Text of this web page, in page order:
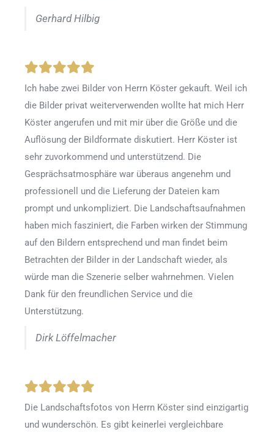
Gerhard Hilbig
Ich habe zwei Bilder von Herrn Köster gekauft. Weil ich
die Bilder privat weiterverwenden wollte hat mich Herr
Köster angerufen und mit mir über die Größe und die
Auflösung der Bildformate diskutiert. Herr Köster ist
sehr zuvorkommend und unterstützend. Die
Gesprächsatmosphäre war überaus angenehm und
professionell und die Lieferung der Dateien kam
prompt und unkompliziert. Die Landschaftsaufnahmen
haben mich fasziniert, die Farben wirken der Stimmung
auf den Bildern entsprechend und man findet beim
Betrachten der Bilder in der Landschaft wieder, als
würde man die Szenerie selber wahrnehmen. Vielen
Dank für den freundlichen Service und die
Unterstützung.
Dirk Löffelmacher
Die Landschaftsfotos von Herrn Köster sind einzigartig
und wunderschön. Es gibt keinerlei vergleichbare